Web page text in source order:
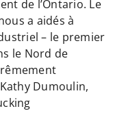
de l’Ontario. Le
a aidés à
– le premier
le Nord de
Dumoulin,